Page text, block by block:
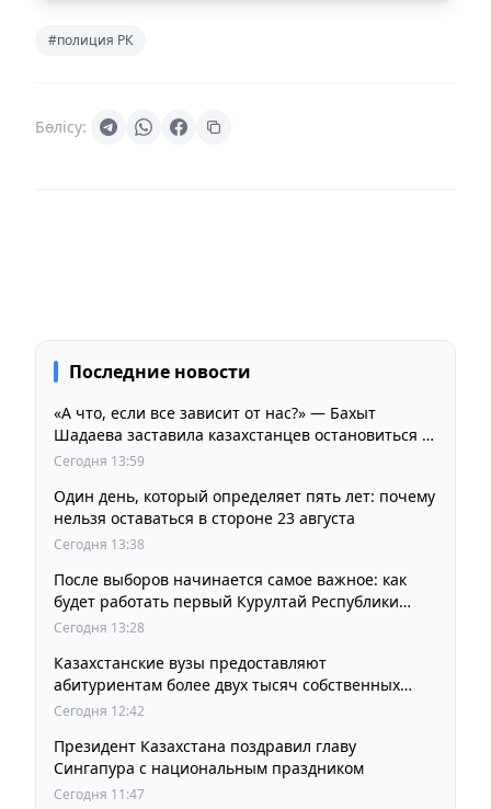
#полиция РК
Бөлісу:
Последние новости
«А что, если все зависит от нас?» — Бахыт
Шадаева заставила казахстанцев остановиться и
задуматься
Сегодня 13:59
Один день, который определяет пять лет: почему
нельзя оставаться в стороне 23 августа
Сегодня 13:38
После выборов начинается самое важное: как
будет работать первый Курултай Республики
Казахстан
Сегодня 13:28
Казахстанские вузы предоставляют
абитуриентам более двух тысяч собственных
образовательных грантов
Сегодня 12:42
Президент Казахстана поздравил главу
Сингапура с национальным праздником
Сегодня 11:47